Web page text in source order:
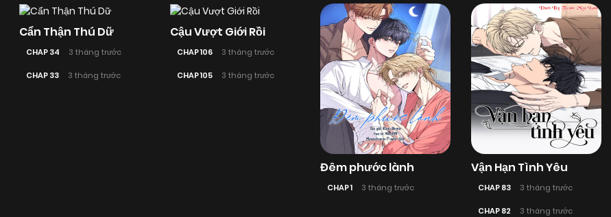
Cẩn Thận Thú Dữ
CHAP 34 3 tháng trước
CHAP 33 3 tháng trước
Cậu Vượt Giới Rồi
CHAP 106 3 tháng trước
CHAP 105 3 tháng trước
Đêm phước lành
CHAP 1 3 tháng trước
Vận Hạn Tình Yêu
CHAP 83 3 tháng trước
CHAP 82 3 tháng trước